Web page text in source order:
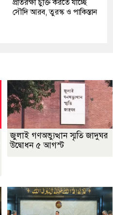
প্রতিরক্ষা চুক্তি করতে যাচ্ছে
সৌদি আরব, তুরস্ক ও পাকিস্তান
জুলাই গণঅভ্যুত্থান স্মৃতি জাদুঘর
উদ্বোধন ৫ আগস্ট